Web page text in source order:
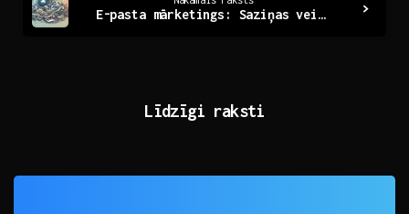
E-pasta mārketings: Saziņas veids, kas pārvērš klientus
Līdzīgi raksti